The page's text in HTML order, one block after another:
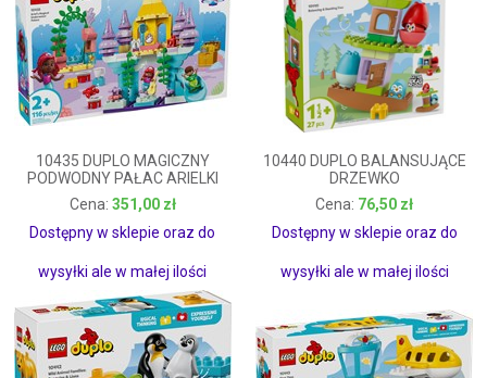
10435 DUPLO MAGICZNY
PODWODNY PAŁAC ARIELKI
351,00 zł
Dostępny w sklepie oraz do
wysyłki ale w małej ilości
351,00 zł
10440 DUPLO BALANSUJĄCE
DRZEWKO
76,50 zł
Dostępny w sklepie oraz do
wysyłki ale w małej ilości
76,50 zł